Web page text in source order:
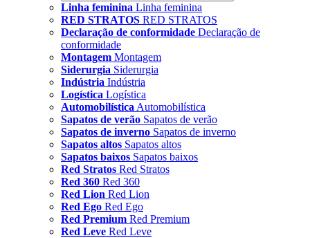
Linha feminina Linha feminina
RED STRATOS RED STRATOS
Declaração de conformidade Declaração de
conformidade
Montagem Montagem
Siderurgia Siderurgia
Indústria Indústria
Logística Logística
Automobilística Automobilística
Sapatos de verão Sapatos de verão
Sapatos de inverno Sapatos de inverno
Sapatos altos Sapatos altos
Sapatos baixos Sapatos baixos
Red Stratos Red Stratos
Red 360 Red 360
Red Lion Red Lion
Red Ego Red Ego
Red Premium Red Premium
Red Leve Red Leve